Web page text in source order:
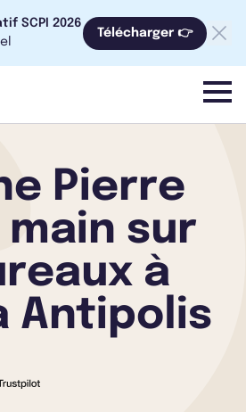
SCPI 2026
Télécharger 👉
menu
Pierre
sur
à
Antipolis